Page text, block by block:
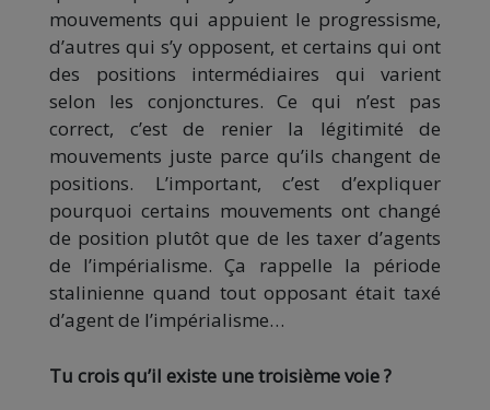
mouvements qui appuient le progressisme,
d’autres qui s’y opposent, et certains qui ont
des positions intermédiaires qui varient
selon les conjonctures. Ce qui n’est pas
correct, c’est de renier la légitimité de
mouvements juste parce qu’ils changent de
positions. L’important, c’est d’expliquer
pourquoi certains mouvements ont changé
de position plutôt que de les taxer d’agents
de l’impérialisme. Ça rappelle la période
stalinienne quand tout opposant était taxé
d’agent de l’impérialisme…
Tu crois qu’il existe une troisième voie ?